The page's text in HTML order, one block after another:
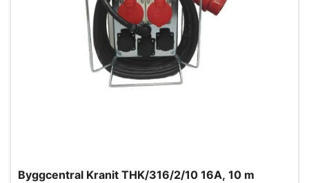
Byggcentral Kranit THK/316/2/10 16A, 10 m